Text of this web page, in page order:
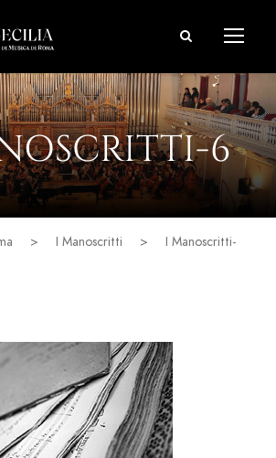
6
> I Manoscritti >
I Manoscritti-